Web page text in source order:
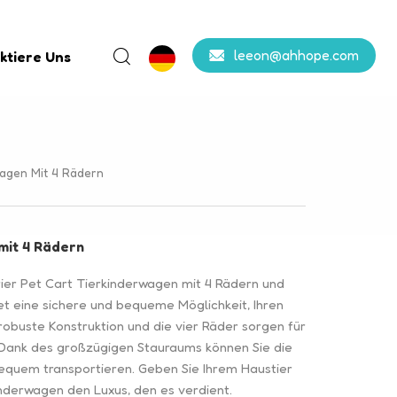
leeon@ahhope.com
Uns
Mit 4 Rädern
4 Rädern
Pet Cart Tierkinderwagen mit 4 Rädern und
eine sichere und bequeme Möglichkeit, Ihren
Konstruktion und die vier Räder sorgen für
des großzügigen Stauraums können Sie die
transportieren. Geben Sie Ihrem Haustier
den Luxus, den es verdient.